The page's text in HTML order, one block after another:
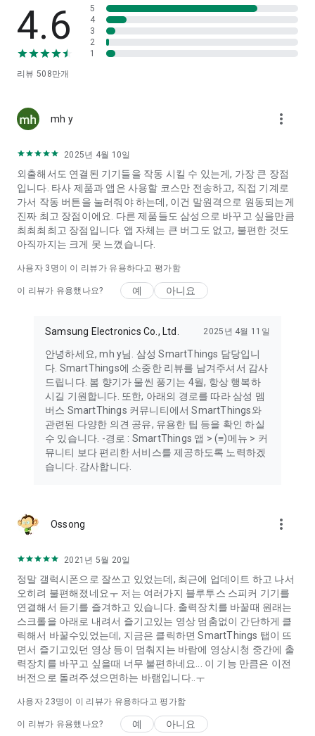
[선택적 접근권한]
• 위치 : 기기의 위치를 확인하거나 위치 기반 루틴을 추가하고
Wi-Fi로 주변 기기를 검색
• 근처 기기 : (Android 12 ↑) 저전력 블루투스(BLE)로 주변 기기
• 알림 : (Android 13 ↑) SmartThings 기기 및 기능에 대한 알림
추가
• 마이크 : 고주파 소리를 사용해 SmartThings에 특정 기기를 추
• 파일 및 미디어 : (Android 12) 데이터 저장 및 콘텐츠 공유
• 사진 및 동영상 : (Android 13 ↑) SmartThings 기기에서 사진과
동영상을 재생
• 음악 및 오디오 : (Android 13 ↑) SmartThings 기기에서 소리와
동영상을 재생
• 전화 : (Android 12 ↑) 스마트 스피커에서 전화 걸기
• 연락처 : (Android 12 ↑) 문자 메시지 알림을 보내기 위해 연락처
• 신체활동 : (Android 12 ↑) 반려동물과 함께하는 산책 활동을 인
식
• 근처 기기 : (Wear OS 3.5 ↑) 저전력 블루투스(BLE)로 주변 기기
• 알림 : (Wear OS 4.0 ↑) SmartThings 기기 및 기능에 대한 알림
• 마이크 : 마이크와 스피커를 사용하여 주변 기기와 통신
개발자 연락처 :
삼성전자(주) 대한민국 16677 경기도 수원시
영통구 삼성로 129 (매탄동) 124-81-00998 2000-경기수
원-0515 공정거래위원회
4.6
리뷰 508만개
5
4
3
2
1
mh y more_vert
2025년 4월 10일
외출해서도 연결된 기기들을 작동 시킬 수 있는게, 가장 큰 장점
입니다. 타사 제품과 앱은 사용할 코스만 전송하고, 직접 기계로
가서 작동 버튼을 눌러줘야 하는데, 이건 말원격으로 원동되는게
진짜 최고 장점이에요. 다른 제품들도 삼성으로 바꾸고 싶을만큼
최최최최고 장점입니다. 앱 자체는 큰 버그도 없고, 불편한 것도
아직까지는 크게 못 느꼈습니다.
사용자 3 명이 이 리뷰가 유용하다고 평가함
이 리뷰가 유용했나요? 예 아니요
Samsung Electronics Co., Ltd. 2025년 4월 11일
안녕하세요, mh y님. 삼성 SmartThings 담당입니
다. SmartThings에 소중한 리뷰를 남겨주셔서 감사
드립니다. 봄 향기가 물씬 풍기는 4월, 항상 행복하
시길 기원합니다. 또한, 아래의 경로를 따라 삼성 멤
버스 SmartThings 커뮤니티에서 SmartThings와
관련된 다양한 의견 공유, 유용한 팁 등을 확인 하실
수 있습니다. -경로 : SmartThings 앱 > (≡)메뉴 > 커
뮤니티 보다 편리한 서비스를 제공하도록 노력하겠
습니다. 감사합니다.
Ossong more_vert
2021년 5월 20일
정말 갤럭시폰으로 잘쓰고 있었는데, 최근에 업데이트 하고 나서
오히려 불편해졌네요ㅜ 저는 여러가지 블루투스 스피커 기기를
연결해서 듣기를 즐겨하고 있습니다. 출력장치를 바꿀때 원래는
스크롤을 아래로 내려서 즐기고있는 영상 멈춤없이 간단하게 클
릭해서 바꿀수있었는데, 지금은 클릭하면 SmartThings 탭이 뜨
면서 즐기고있던 영상 등이 멈춰지는 바람에 영상시청 중간에 출
력장치를 바꾸고 싶을때 너무 불편하네요... 이 기능 만큼은 이전
버전으로 돌려주셨으면하는 바램입니다..ㅜ
사용자 23명이 이 리뷰가 유용하다고 평가함
이 리뷰가 유용했나요? 예 아니요